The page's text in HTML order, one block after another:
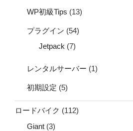
WP初級Tips (13)
プラグイン (54)
Jetpack (7)
レンタルサーバー (1)
初期設定 (5)
ロードバイク (112)
Giant (3)